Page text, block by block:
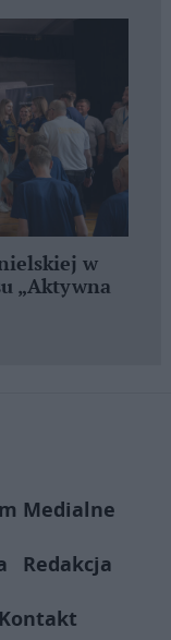
w
„Aktywna
Medialne
Redakcja
Kontakt